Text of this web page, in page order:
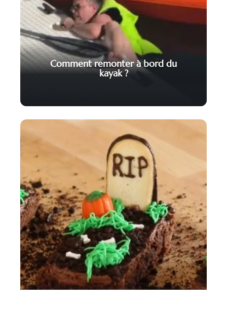
Comment remonter à bord du
kayak ?